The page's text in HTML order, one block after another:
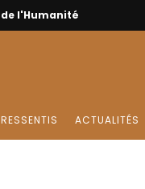
l'Humanité
ACTUALITÉS